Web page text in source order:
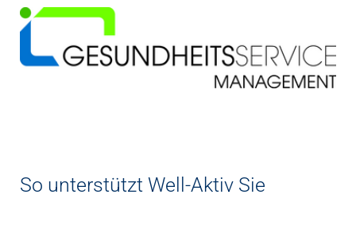
So unterstützt Well-Aktiv Sie